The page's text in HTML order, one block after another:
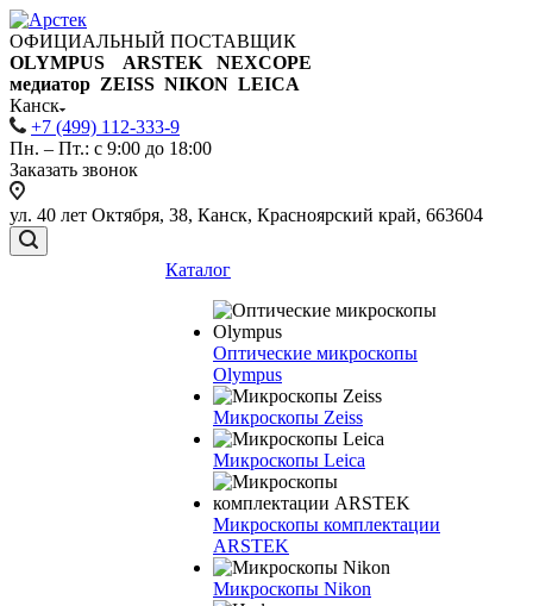
ОФИЦИАЛЬНЫЙ ПОСТАВЩИК
OLYMPUS ARSTEK NEXCOPE
медиатор ZEISS NIKON LEICA
Канск
+7 (499) 112-333-9
Пн. – Пт.: с 9:00 до 18:00
Заказать звонок
ул. 40 лет Октября, 38, Канск, Красноярский край, 663604
Каталог
Оптические микроскопы
Olympus
Микроскопы Zeiss
Микроскопы Leica
Микроскопы комплектации
ARSTEK
Микроскопы Nikon